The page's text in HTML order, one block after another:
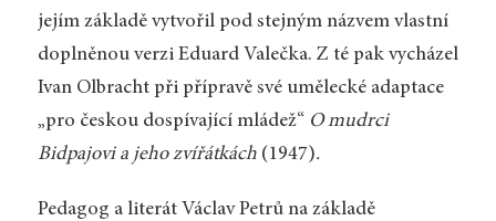
jejím základě vytvořil pod stejným názvem vlastní
doplněnou verzi Eduard Valečka. Z té pak vycházel
Ivan Olbracht při přípravě své umělecké adaptace
„pro českou dospívající mládež“ O mudrci
Bidpajovi a jeho zvířátkách (1947).
Pedagog a literát Václav Petrů na základě